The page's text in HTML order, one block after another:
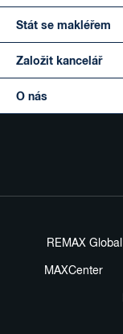
Stát se makléřem
Založit kancelář
O nás
REMAX Global
MAXCenter